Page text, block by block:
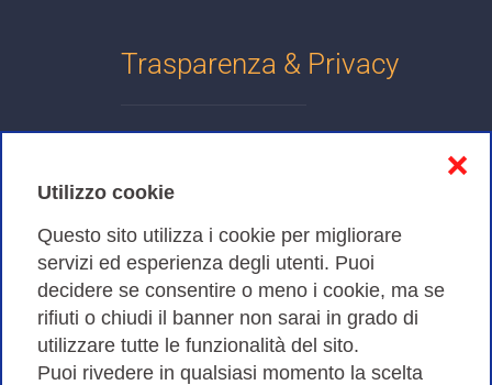
Utilizzo cookie
Questo sito utilizza i cookie per migliorare
servizi ed esperienza degli utenti. Puoi
decidere se consentire o meno i cookie, ma se
rifiuti o chiudi il banner non sarai in grado di
utilizzare tutte le funzionalità del sito.
Puoi rivedere in qualsiasi momento la scelta
❌
Trasparenza & Privacy
Cookies Policy
Amministrazione trasparente
Bandi di Gara